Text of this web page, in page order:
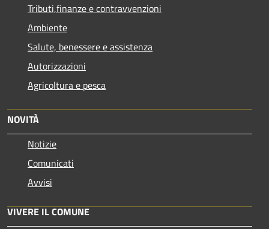
Tributi,finanze e contravvenzioni
Ambiente
Salute, benessere e assistenza
Autorizzazioni
Agricoltura e pesca
NOVITÀ
Notizie
Comunicati
Avvisi
VIVERE IL COMUNE